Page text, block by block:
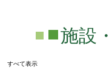
施設
すべて表示